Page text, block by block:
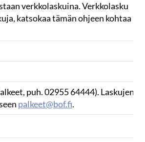
verkkolaskuina. Verkkolasku
katsokaa tämän ohjeen kohtaa
puh. 02955 64444). Laskujen
palkeet@bof.fi.